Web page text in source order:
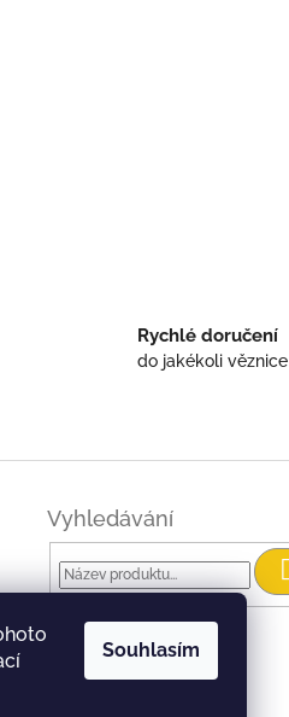
Souhlasím
Rychlé doručení
do jakékoli věznice
Vyhledávání